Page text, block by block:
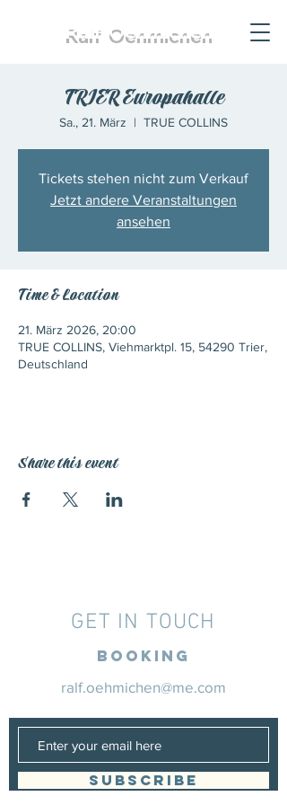
Ralf Oehmichen
TRIER Europahalle
Sa., 21. März
  |
TRUE COLLINS
Tickets stehen nicht zum Verkauf
Jetzt andere Veranstaltungen
ansehen
Time & Location
21. März 2026, 20:00
TRUE COLLINS, Viehmarktpl. 15, 54290 Trier,
Deutschland
Share this event
GET IN TOUCH
Booking
ralf.oehmichen@me.com
SUBSCRIBE